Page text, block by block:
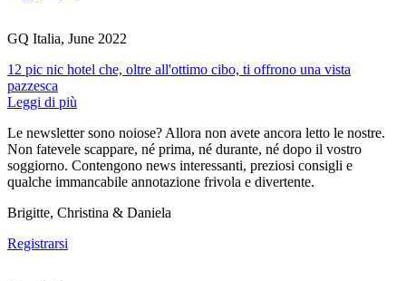
GQ Italia, June 2022
12 pic nic hotel che, oltre all'ottimo cibo, ti offrono una vista
pazzesca
Leggi di più
Le newsletter sono noiose? Allora non avete ancora letto le nostre.
Non fatevele scappare, né prima, né durante, né dopo il vostro
soggiorno. Contengono news interessanti, preziosi consigli e
qualche immancabile annotazione frivola e divertente.
Brigitte, Christina & Daniela
Registrarsi